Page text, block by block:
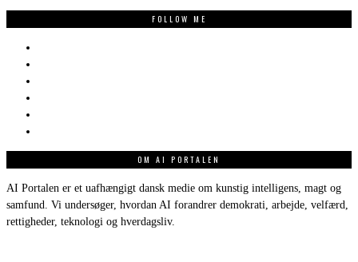
FOLLOW ME
OM AI PORTALEN
AI Portalen er et uafhængigt dansk medie om kunstig intelligens, magt og
samfund. Vi undersøger, hvordan AI forandrer demokrati, arbejde, velfærd,
rettigheder, teknologi og hverdagsliv.